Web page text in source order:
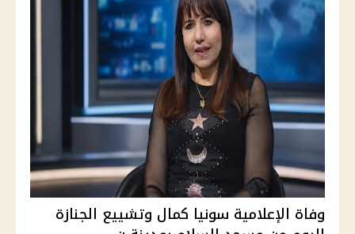
وفاة الإعلامية سونيا كمال وتشييع الجنازة